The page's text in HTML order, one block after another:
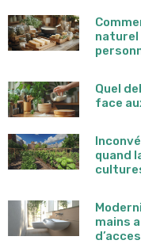
naturel
Quel
face
quand
mains